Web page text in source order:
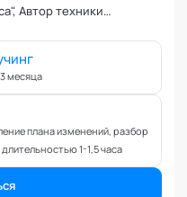
изменений
Автор техники
системы, спикер
месяца
плана изменений, разбор
1-1,5 часа